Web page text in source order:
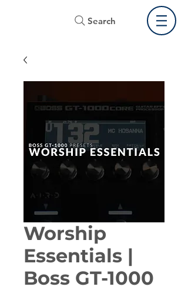
Search
Worship
Essentials |
Boss GT-1000